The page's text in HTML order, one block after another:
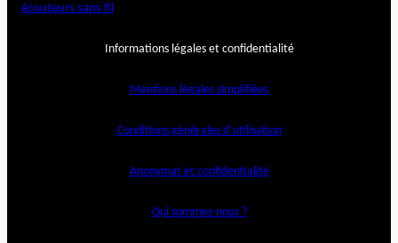
écouteurs sans fil
Informations légales et confidentialité
Mentions légales simplifiées
Conditions générales d’utilisation
Anonymat et confidentialité
Qui sommes-nous ?